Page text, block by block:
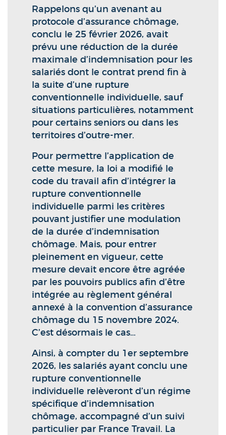
Rappelons qu’un avenant au
protocole d’assurance chômage,
conclu le 25 février 2026, avait
prévu une réduction de la durée
maximale d’indemnisation pour les
salariés dont le contrat prend fin à
la suite d’une rupture
conventionnelle individuelle, sauf
situations particulières, notamment
pour certains seniors ou dans les
territoires d’outre-mer.
Pour permettre l’application de
cette mesure, la loi a modifié le
code du travail afin d’intégrer la
rupture conventionnelle
individuelle parmi les critères
pouvant justifier une modulation
de la durée d’indemnisation
chômage. Mais, pour entrer
pleinement en vigueur, cette
mesure devait encore être agréée
par les pouvoirs publics afin d’être
intégrée au règlement général
annexé à la convention d’assurance
chômage du 15 novembre 2024.
C’est désormais le cas…
Ainsi, à compter du 1er septembre
2026, les salariés ayant conclu une
rupture conventionnelle
individuelle relèveront d’un régime
spécifique d’indemnisation
chômage, accompagné d’un suivi
particulier par France Travail. La